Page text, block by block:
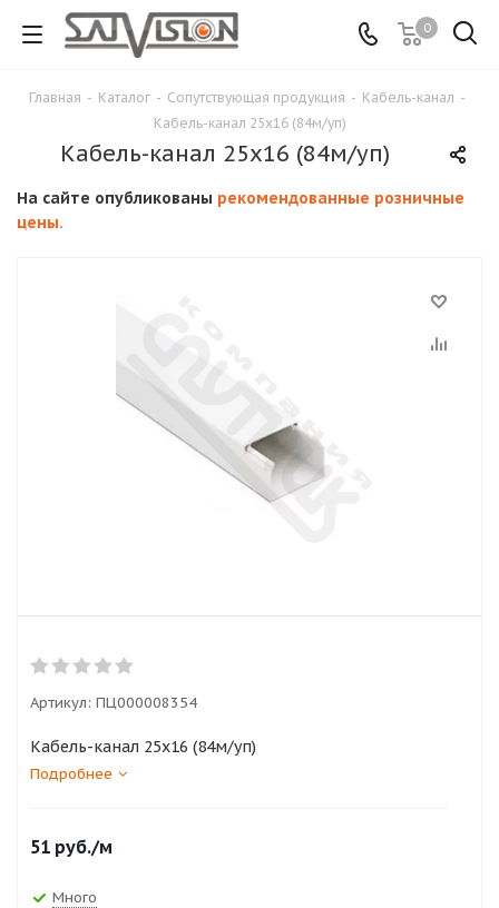
0
Главная - Каталог - Сопутствующая продукция - Кабель-канал -
Кабель-канал 25х16 (84м/уп)
Кабель-канал 25х16 (84м/уп)
На сайте опубликованы рекомендованные розничные
цены.
Артикул: ПЦ000008354
Кабель-канал 25х16 (84м/уп)
Подробнее
51 руб./м
Много